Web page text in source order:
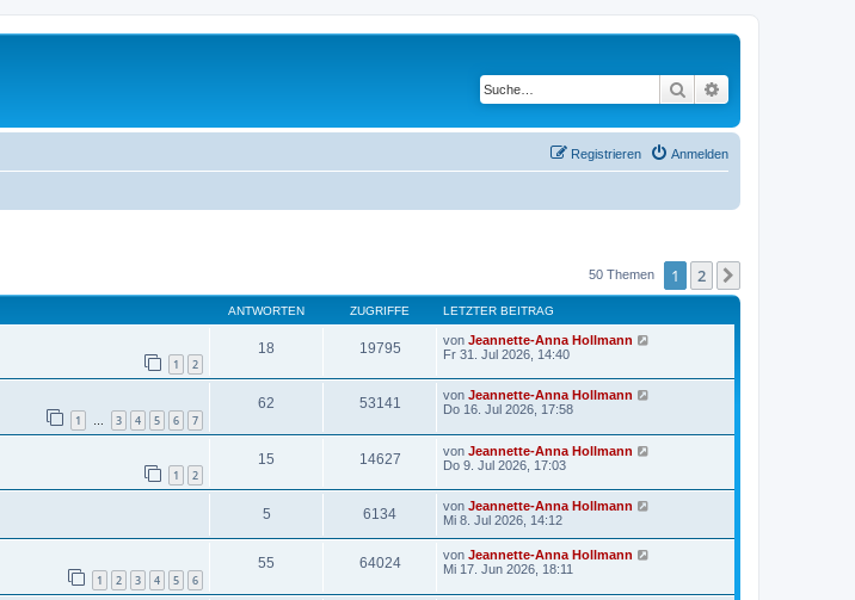
Suche
Anmelden
Registrieren
50 Themen 1 2
ANTWORTEN ZUGRIFFE LETZTER BEITRAG
1 2
18 19795 von Jeannette-Anna Hollmann
Fr 31. Jul 2026, 14:40
1 … 3 4 5 6 7
62 53141 von Jeannette-Anna Hollmann
Do 16. Jul 2026, 17:58
1 2
15 14627 von Jeannette-Anna Hollmann
Do 9. Jul 2026, 17:03
5 6134 von Jeannette-Anna Hollmann
Mi 8. Jul 2026, 14:12
1 2 3 4 5 6
55 64024 von Jeannette-Anna Hollmann
Mi 17. Jun 2026, 18:11